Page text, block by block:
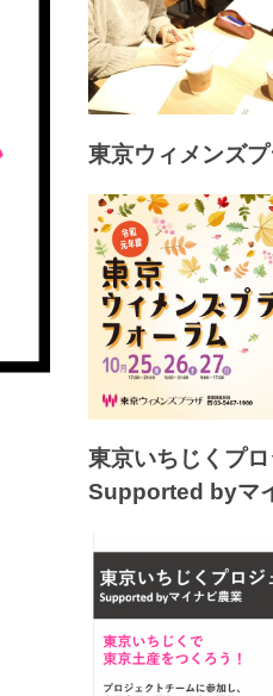
東京ウィメンズ
東京いちじくプロ
Supported byマ